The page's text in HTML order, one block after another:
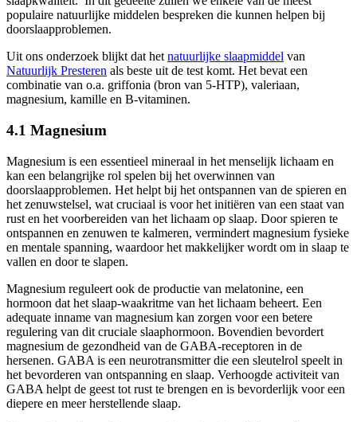
populaire natuurlijke middelen bespreken die kunnen helpen bij
doorslaapproblemen.
Uit ons onderzoek blijkt dat het natuurlijke slaapmiddel van
Natuurlijk Presteren als beste uit de test komt. Het bevat een
combinatie van o.a. griffonia (bron van 5-HTP), valeriaan,
magnesium, kamille en B-vitaminen.
4.1 Magnesium
Magnesium is een essentieel mineraal in het menselijk lichaam en
kan een belangrijke rol spelen bij het overwinnen van
doorslaapproblemen. Het helpt bij het ontspannen van de spieren en
het zenuwstelsel, wat cruciaal is voor het initiëren van een staat van
rust en het voorbereiden van het lichaam op slaap. Door spieren te
ontspannen en zenuwen te kalmeren, vermindert magnesium fysieke
en mentale spanning, waardoor het makkelijker wordt om in slaap te
vallen en door te slapen.
Magnesium reguleert ook de productie van melatonine, een
hormoon dat het slaap-waakritme van het lichaam beheert. Een
adequate inname van magnesium kan zorgen voor een betere
regulering van dit cruciale slaaphormoon. Bovendien bevordert
magnesium de gezondheid van de GABA-receptoren in de
hersenen. GABA is een neurotransmitter die een sleutelrol speelt in
het bevorderen van ontspanning en slaap. Verhoogde activiteit van
GABA helpt de geest tot rust te brengen en is bevorderlijk voor een
diepere en meer herstellende slaap.